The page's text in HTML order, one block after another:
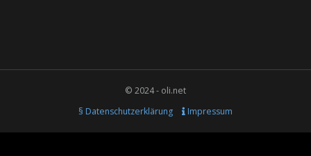
© 2024 - oli.net
§ Datenschutzerklärung
Impressum